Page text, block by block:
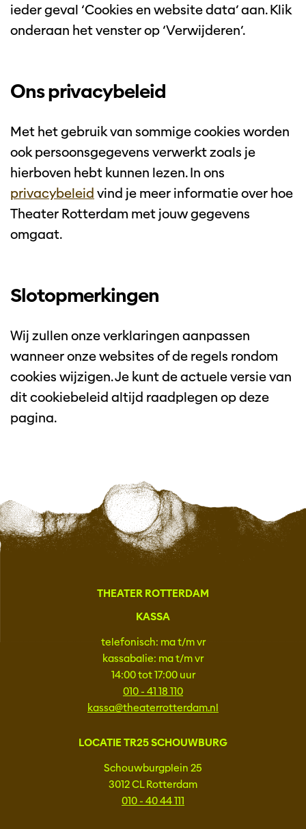
ieder geval ‘Cookies en website data’ aan. Klik
onderaan het venster op ‘Verwijderen’.
Ons privacybeleid
Met het gebruik van sommige cookies worden
ook persoonsgegevens verwerkt zoals je
hierboven hebt kunnen lezen. In ons
privacybeleid vind je meer informatie over hoe
Theater Rotterdam met jouw gegevens
omgaat.
Slotopmerkingen
Wij zullen onze verklaringen aanpassen
wanneer onze websites of de regels rondom
cookies wijzigen. Je kunt de actuele versie van
dit cookiebeleid altijd raadplegen op deze
pagina.
THEATER ROTTERDAM
KASSA
telefonisch: ma t/m vr
kassabalie: ma t/m vr
14:00 tot 17:00 uur
010 - 41 18 110
kassa@theaterrotterdam.nl
LOCATIE TR25 SCHOUWBURG
Schouwburgplein 25
3012 CL Rotterdam
010 - 40 44 111